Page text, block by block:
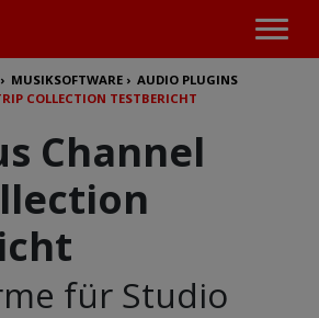
› MUSIKSOFTWARE ›AUDIO PLUGINS
COLLECTION TESTBERICHT
Channel
für Studio